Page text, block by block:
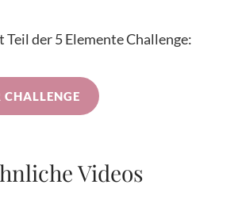
Teil der 5 Elemente Challenge:
Videos